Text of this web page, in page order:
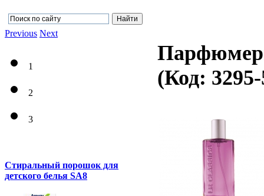
(Код:
Previous Next
1
2
3
Стиральный порошок для
детского белья SA8